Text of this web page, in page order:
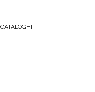
CATALOGHI